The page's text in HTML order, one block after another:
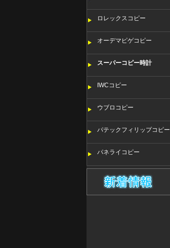
ロレックスコピー
オーデマピゲコピー
スーパーコピー時計
IWCコピー
ウブロコピー
パテックフィリップコピー
パネライコピー